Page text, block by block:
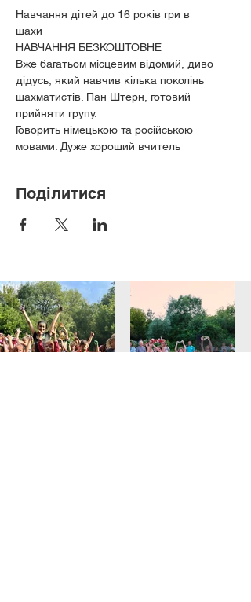
Навчання дітей до 16 років гри в
шахи
НАВЧАННЯ БЕЗКОШТОВНЕ
Вже багатьом місцевим відомий, диво
дідусь, який навчив кілька поколінь
шахматистів. Пан Штерн, готовий
прийняти групу.
Говорить німецькою та російською
мовами. Дуже хороший вчитель
Поділитися